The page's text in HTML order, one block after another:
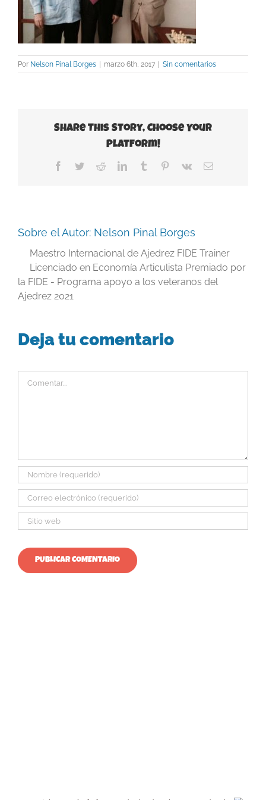
Por Nelson Pinal Borges | marzo 6th, 2017 | Sin comentarios
Share This Story, Choose Your
Platform!
Facebook
TwitterRedditLinkedInTumblr Pinterest
Vk
Correo
Sobre el Autor: Nelson Pinal Borges
Maestro Internacional de Ajedrez FIDE Trainer
Licenciado en Economía Articulista Premiado por
la FIDE - Programa apoyo a los veteranos del
Ajedrez 2021
Deja tu comentario